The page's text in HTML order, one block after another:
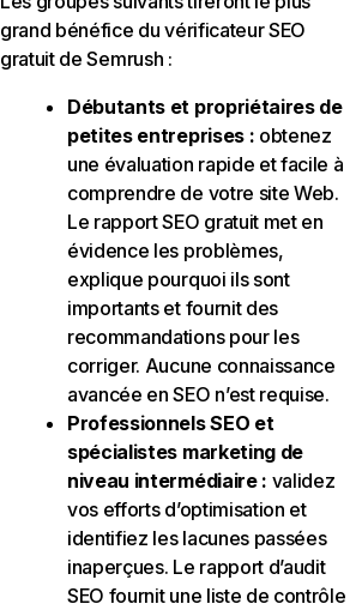
grand bénéfice du vérificateur SEO
gratuit de Semrush :
Débutants et propriétaires de
petites entreprises : obtenez
une évaluation rapide et facile à
comprendre de votre site Web.
Le rapport SEO gratuit met en
évidence les problèmes,
explique pourquoi ils sont
importants et fournit des
recommandations pour les
corriger. Aucune connaissance
avancée en SEO n’est requise.
Professionnels SEO et
spécialistes marketing de
niveau intermédiaire : validez
vos efforts d’optimisation et
identifiez les lacunes passées
inaperçues. Le rapport d’audit
SEO fournit une liste de contrôle